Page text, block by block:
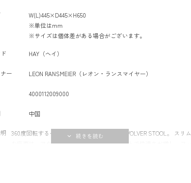
W(L)445×D445×H650
※単位はmm
※サイズは個体差がある場合がございます。
HAY（ヘイ）
ー LEON RANSMEIER（レオン・ランスマイヤー）
4000112009000
中国
360度回転するベアリング構造が付いた、REVOLVER STOOL。 スリム
な座面は、アウトラインがカーブしていることで快適さが増し、フッ